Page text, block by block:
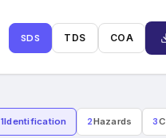
SDS TDS COA
1Identification 2Hazards 3